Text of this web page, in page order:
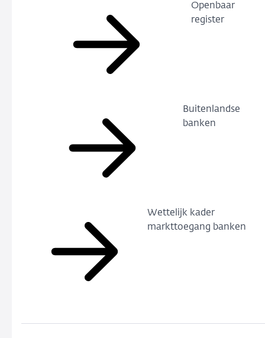
Openbaar
register
Buitenlandse
banken
Wettelijk kader
markttoegang banken